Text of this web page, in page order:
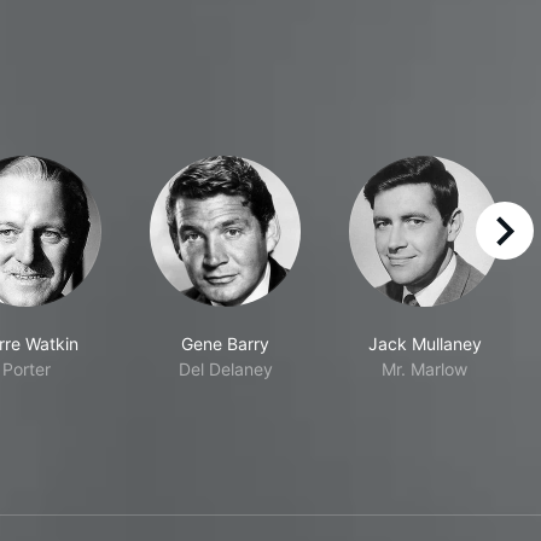
Watkin
Porter
Gene Barry
Del Delaney
Jack Mullaney
Mr. Marlow
right